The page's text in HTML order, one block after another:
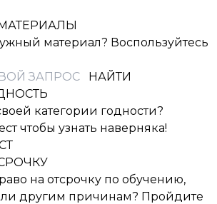
материал? Воспользуйтесь
категории годности?
чтобы узнать наверняка!
на отсрочку по обучению,
другим причинам? Пройдите